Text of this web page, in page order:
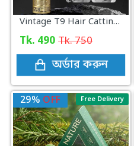
Vintage T9 Hair Catting Trimmer Recharge Professional Cordless Hair Trimmer
Tk. 490 Tk. 750
অর্ডার করুন
Free Delivery
29% OFF